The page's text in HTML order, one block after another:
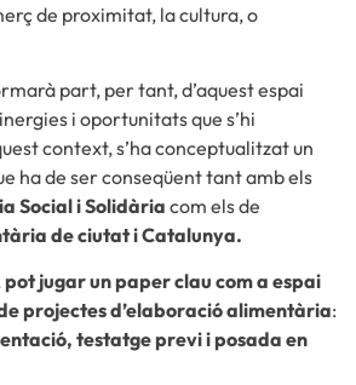
de proximitat, la cultura, o
part, per tant, d’aquest espai
i oportunitats que s’hi
context, s’ha conceptualitzat un
ha de ser conseqüent tant amb els
Social i Solidària com els de
de ciutat i Catalunya.
pot jugar un paper clau com a espai
projectesd’elaboració alimentària:
testatge previ i posada en